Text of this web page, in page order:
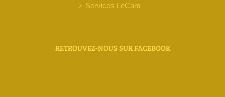
Services LeCam
RETROUVEZ-NOUS SUR FACEBOOK